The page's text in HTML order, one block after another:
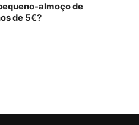
almoço de
de 5€?